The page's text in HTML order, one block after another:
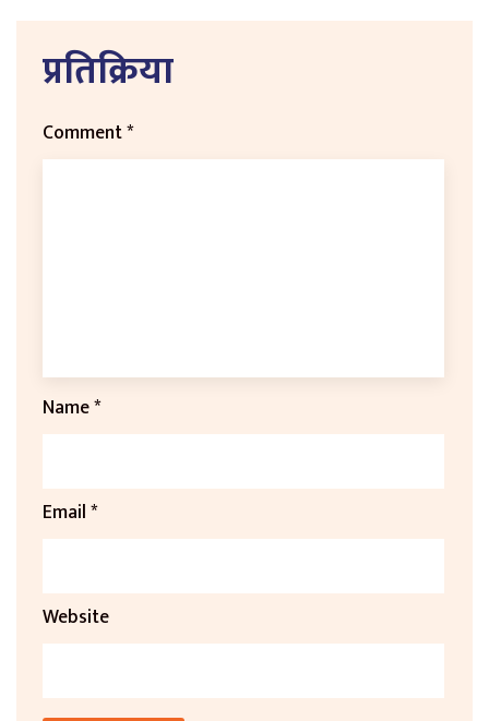
प्रतिक्रिया
Comment*
Name*
Email*
Website